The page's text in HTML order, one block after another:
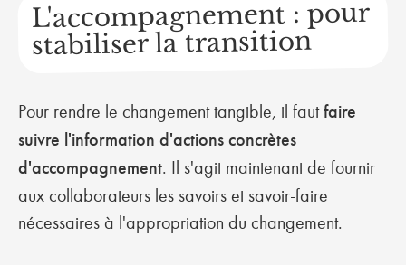
L'accompagnement : pour
stabiliser la transition
Pour rendre le changement tangible, il fautfaire
suivre l'information d'actions concrètes
d'accompagnement. Il s'agit maintenant de fournir
aux collaborateurs les savoirs et savoir-faire
nécessaires à l'appropriation du changement.